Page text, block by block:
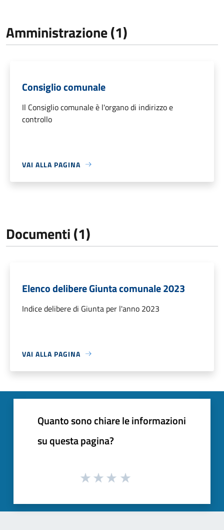
Amministrazione (1)
Consiglio comunale
Il Consiglio comunale è l'organo di indirizzo e
controllo
VAI ALLA PAGINA
Documenti (1)
Elenco delibere Giunta comunale 2023
Indice delibere di Giunta per l'anno 2023
VAI ALLA PAGINA
Quanto sono chiare le informazioni
su questa pagina?